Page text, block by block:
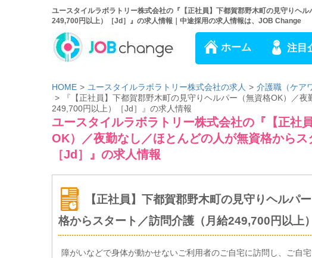
ユースタイルラボラトリー株式会社の『【正社員】下都賀郡野木町の見守りヘ
249,700円以上）［Jd］』の求人情報｜中途採用の求人情報は、JOB Change
ホーム 注目
HOME ユースタイルラボラトリー株式会社の求人
介護職（ケア
『【正社員】下都賀郡野木町の見守りヘルパー（無資格OK）／
249,700円以上）［Jd］』の求人情報
ユースタイルラボラトリー株式会社の『【正社
OK）／夜勤なし／ほとんどの人が無資格からス
［Jd］』の求人情報
【正社員】下都賀郡野木町の見守りヘルパ
格からスタート／訪問介護（月給249,700円以上
障がいなどで身体が動かせないご利用者のご自宅に訪問し、ご自